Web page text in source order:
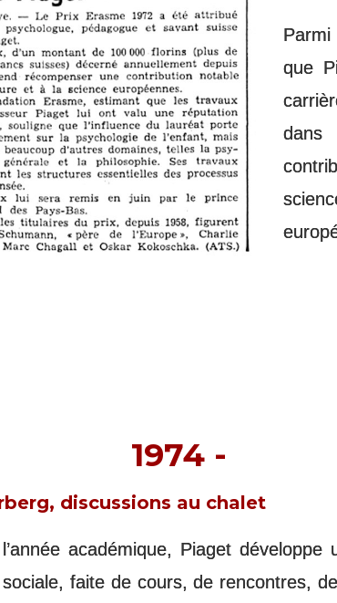
que
1974 -
discussions au chalet
académique, Piaget développe
faite de cours, de rencontres,